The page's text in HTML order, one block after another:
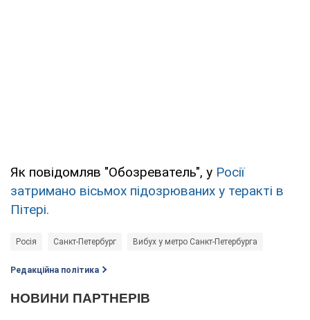
Як повідомляв "Обозреватель", у Росії
затримано вісьмох підозрюваних у теракті в
Пітері.
Росія Санкт-Петербург Вибух у метро Санкт-Петербурга
Редакційна політика